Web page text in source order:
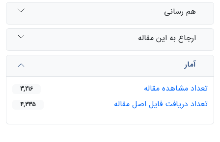
هم رسانی
ارجاع به این مقاله
آمار
تعداد مشاهده مقاله
3,216
تعداد دریافت فایل اصل مقاله 4,335